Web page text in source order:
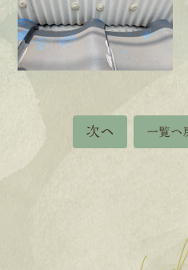
次へ 一覧へ